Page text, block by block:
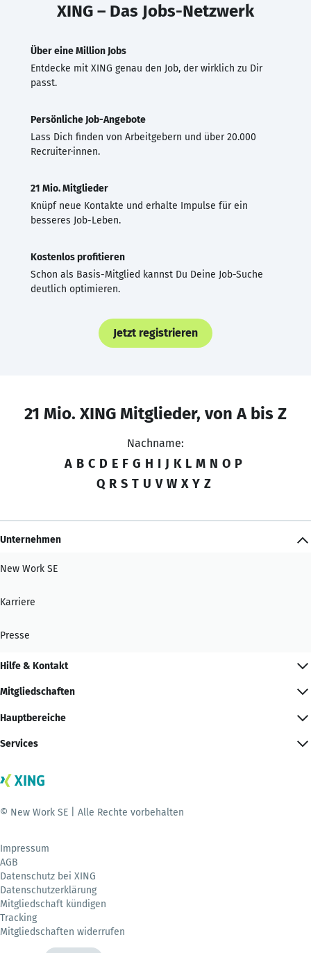
XING – Das Jobs-Netzwerk
Über eine Million Jobs
Entdecke mit XING genau den Job, der wirklich zu Dir
passt.
Persönliche Job-Angebote
Lass Dich finden von Arbeitgebern und über 20.000
Recruiter·innen.
21 Mio. Mitglieder
Knüpf neue Kontakte und erhalte Impulse für ein
besseres Job-Leben.
Kostenlos profitieren
Schon als Basis-Mitglied kannst Du Deine Job-Suche
deutlich optimieren.
Jetzt registrieren
21 Mio. XING Mitglieder, von A bis Z
Nachname:
A B C D E F G H I J K L M N O P
Q R S T U V W X Y Z
Unternehmen
New Work SE
Karriere
Presse
Hilfe & Kontakt
Mitgliedschaften
Hauptbereiche
Services
© New Work SE | Alle Rechte vorbehalten
Impressum
AGB
Datenschutz bei XING
Datenschutzerklärung
Mitgliedschaft kündigen
Tracking
Mitgliedschaften widerrufen